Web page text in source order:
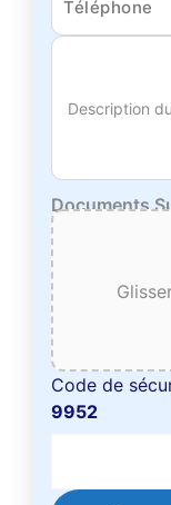
Description
Documents
Code de
9952